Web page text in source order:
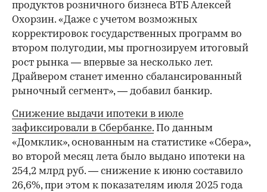
продуктов розничного бизнеса ВТБ Алексей
Охорзин. «Даже с учетом возможных
корректировок государственных программ во
втором полугодии, мы прогнозируем итоговый
рост рынка — впервые за несколько лет.
Драйвером станет именно сбалансированный
рыночный сегмент», — добавил банкир.
Снижение выдачи ипотеки в июле
зафиксировали в Сбербанке. По данным
«Домклик», основанным на статистике «Сбера»,
во второй месяц лета было выдано ипотеки на
254,2 млрд руб. — снижение к июню составило
26,6%, при этом к показателям июля 2025 года